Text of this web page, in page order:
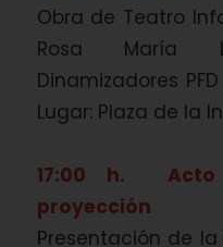
Obra de Teatro
Rosa María
Dinamizadores
Lugar: Plaza de la
17:00 h. Acto
proyección
Presentación de